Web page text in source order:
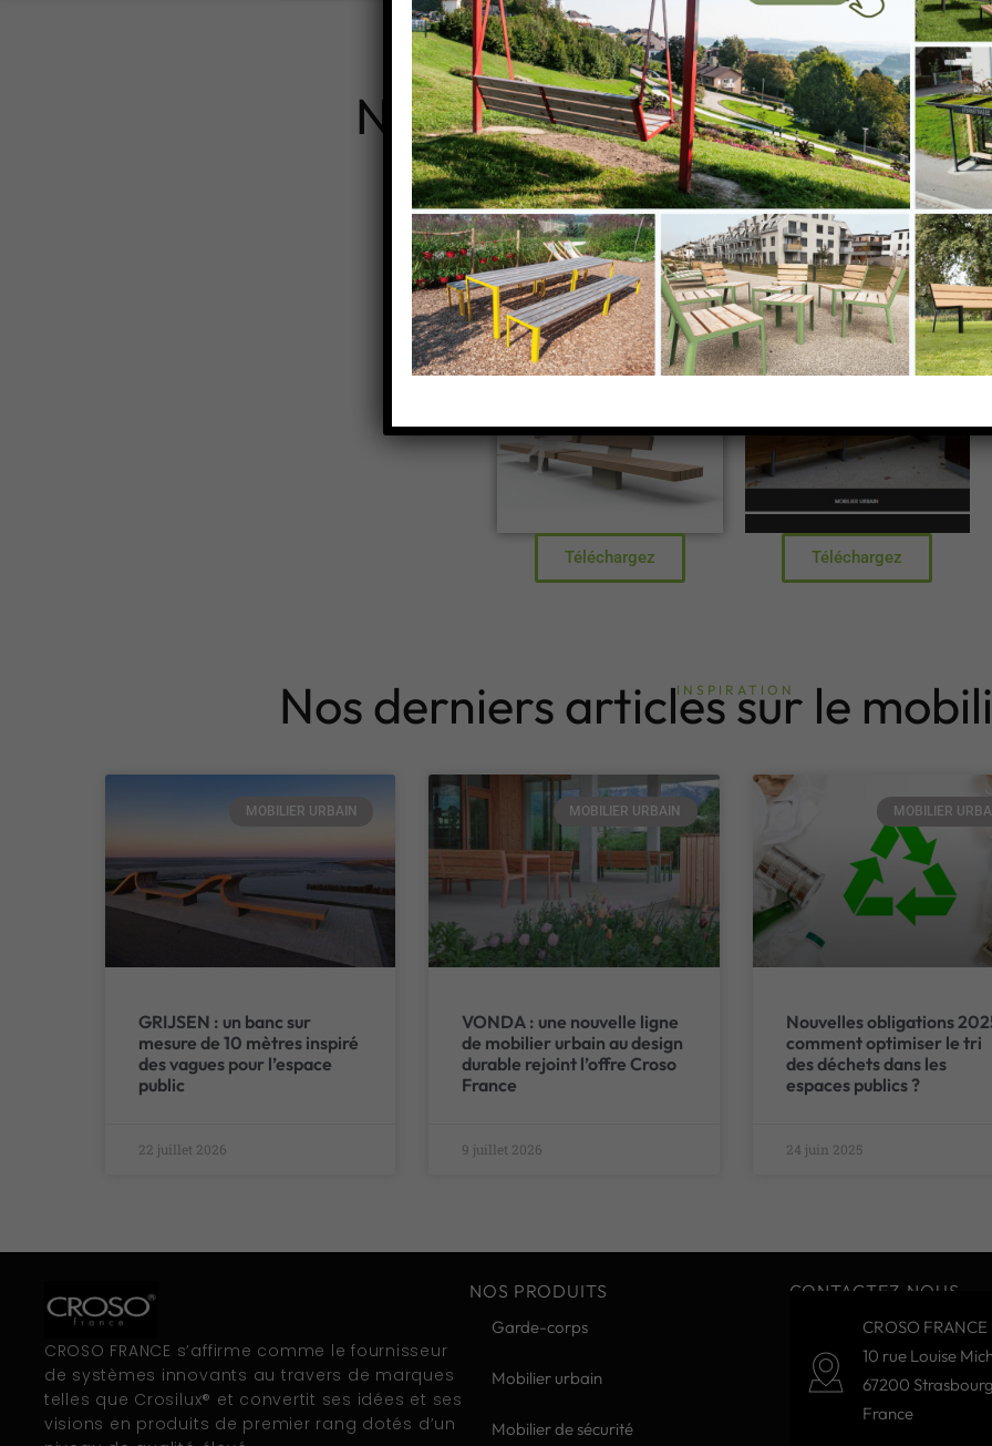
MOBILIER URBAIN - LES ENSEMBLES DE PIQUE-NIQUE
Nos catalogues en
MOBILIER URBAIN
MODULO
Téléchargez
MOBILIER URBAIN
GRIJSEN
Téléchargez
INSPIRATION
Nos derniers articles sur le
MOBILIER URBAIN
GRIJSEN : un banc sur
mesure de 10 mètres inspiré
des vagues pour l’espace
public
22 juillet 2026
MOBILIER URBAIN
VONDA : une nouvelle ligne
de mobilier urbain au design
durable rejoint l’offre Croso
France
9 juillet 2026
MOBILIER
Nouvelles obligations
comment optimiser le tri
des déchets dans les
espaces publics ?
24 juin 2025
CROSO FRANCE s’affirme comme le fournisseur
de systèmes innovants au travers de marques
telles que Crosilux® et convertit ses idées et ses
visions en produits de premier rang dotés d’un
NOS PRODUITS
Garde-corps
Mobilier urbain
Mobilier de sécurité
CONTACTEZ-NOUS
CROSO FRANCE
10 rue Louise
67200
France